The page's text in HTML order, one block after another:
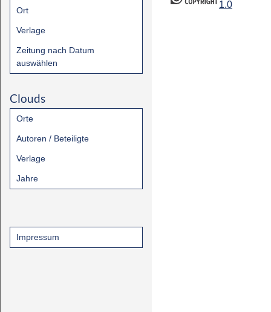
Ort
Verlage
Zeitung nach Datum
auswählen
Clouds
Orte
Autoren / Beteiligte
Verlage
Jahre
Impressum
1.0